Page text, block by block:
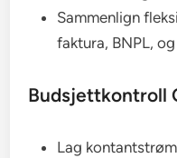
Sammenlign
faktura, BNPL,
Budsjettkontroll
Lag